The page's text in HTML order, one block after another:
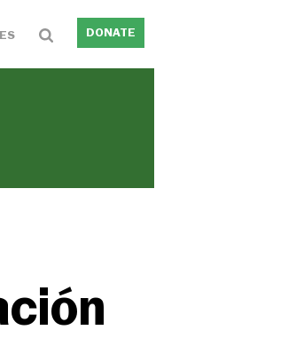
DONATE